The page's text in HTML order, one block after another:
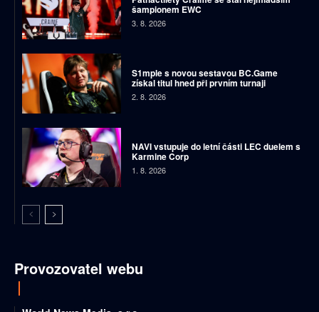
šampionem EWC
3. 8. 2026
S1mple s novou sestavou BC.Game
získal titul hned při prvním turnaji
2. 8. 2026
NAVI vstupuje do letní části LEC duelem s
Karmine Corp
1. 8. 2026
Provozovatel webu